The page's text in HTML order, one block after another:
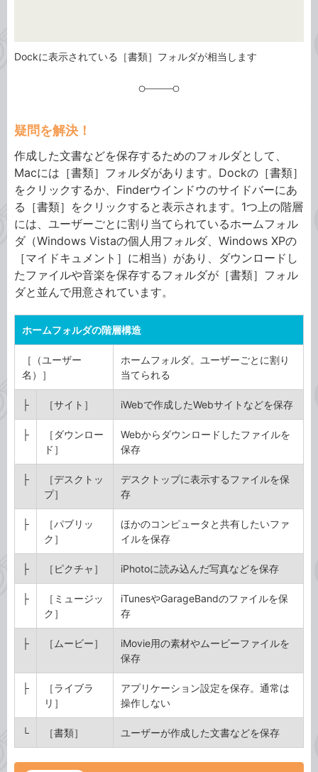
Dockに表示されている［書類］フォルダが相当します
疑問を解決！
作成した文書などを保存するためのフォルダとして、
Macには［書類］フォルダがあります。Dockの［書類］
をクリックするか、Finderウインドウのサイドバーにあ
る［書類］をクリックすると表示されます。1つ上の階層
には、ユーザーごとに割り当てられているホームフォル
ダ（Windows Vistaの個人用フォルダ、Windows XPの
［マイドキュメント］に相当）があり、ダウンロードし
たファイルや音楽を保存するフォルダが［書類］フォル
ダと並んで用意されています。
ホームフォルダの階層構造
［（ユーザー
名）］
ホームフォルダ。ユーザーごとに割り
当てられる
├ ［サイト］ iWebで作成したWebサイトなどを保存
├
［ダウンロー
ド］
Webからダウンロードしたファイルを
保存
├
［デスクトッ
プ］
デスクトップに表示するファイルを保
存
├
［パブリッ
ク］
ほかのコンピュータと共有したいファ
イルを保存
├ ［ピクチャ］ iPhotoに読み込んだ写真などを保存
├
［ミュージッ
ク］
iTunesやGarageBandのファイルを保
存
├ ［ムービー］
iMovie用の素材やムービーファイルを
保存
├
［ライブラ
リ］
アプリケーション設定を保存。通常は
操作しない
└ ［書類］ ユーザーが作成した文書などを保存